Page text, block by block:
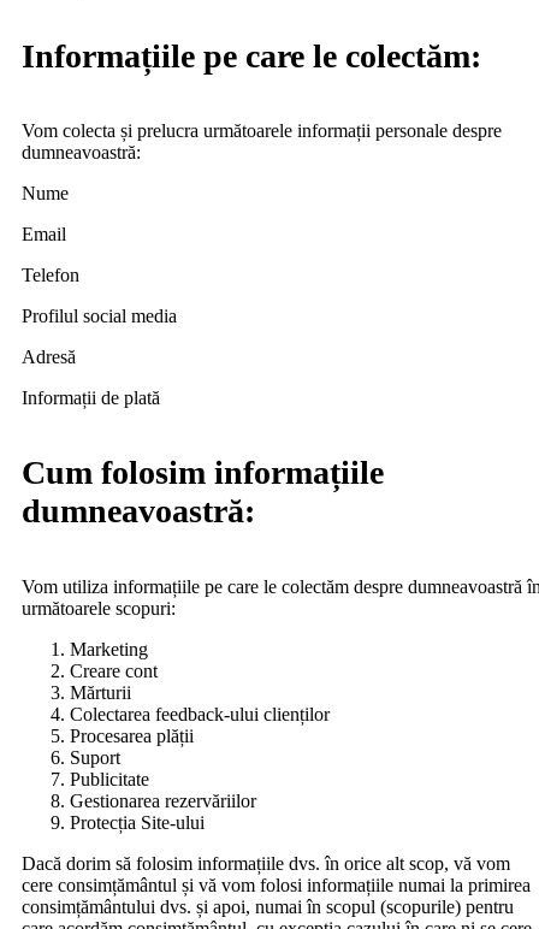
Informațiile pe care le colectăm:
Vom colecta și prelucra următoarele informații personale despre
dumneavoastră:
Nume
Email
Telefon
Profilul social media
Adresă
Informații de plată
Cum folosim informațiile
dumneavoastră:
Vom utiliza informațiile pe care le colectăm despre dumneavoastră
următoarele scopuri:
Marketing
Creare cont
Mărturii
Colectarea feedback-ului clienților
Procesarea plății
Suport
Publicitate
Gestionarea rezervăriilor
Protecția Site-ului
Dacă dorim să folosim informațiile dvs. în orice alt scop, vă vom
cere consimțământul și vă vom folosi informațiile numai la primirea
consimțământului dvs. și apoi, numai în scopul (scopurile) pentru